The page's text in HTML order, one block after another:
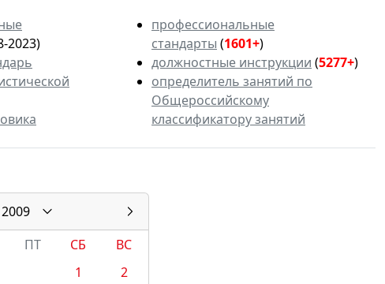
2023)
профессиональные
стандарты (1601+)
должностные инструкции (5277+)
определитель занятий по
Общероссийскому
классификатору занятий
2009
ПТ СБ
ВС
1
2